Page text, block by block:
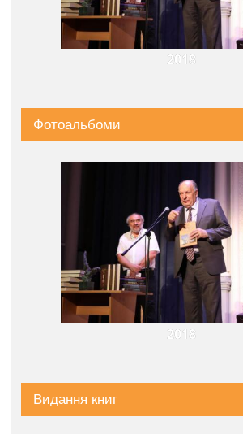
2018
Фотоальбоми
2018
Видання книг